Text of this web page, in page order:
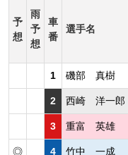
予
想
雨
予
想
車
番
選手名
1 磯部 真樹
2 西崎 洋一郎
3 重富 英雄
◎ 4 竹中 一成